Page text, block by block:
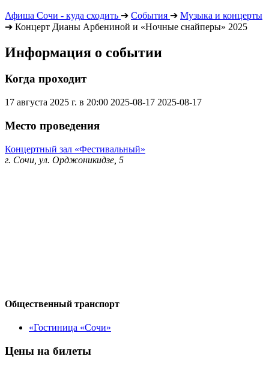
Афиша Сочи - куда сходить ➔ События ➔ Музыка и концерты
➔ Концерт Дианы Арбениной и «Ночные снайперы» 2025
Информация о событии
Когда проходит
17 августа 2025 г. в 20:00 2025-08-17 2025-08-17
Место проведения
Концертный зал «Фестивальный»
г. Сочи, ул. Орджоникидзе, 5
Общественный транспорт
«Гостиница «Сочи»
Цены на билеты